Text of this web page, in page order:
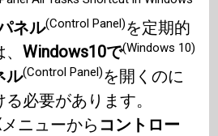
ネル(Control Panel)を定期的
、Windows10で(Windows 10)
ル(Control Panel)を開くのに
必要があります。
メニューから コントロー